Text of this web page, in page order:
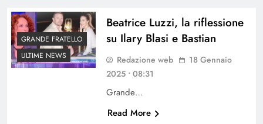
GRANDE FRATELLO
ULTIME NEWS
Beatrice Luzzi, la riflessione
su Ilary Blasi e Bastian
Redazione web
18 Gennaio
2025 • 08:31
Grande…
Read More